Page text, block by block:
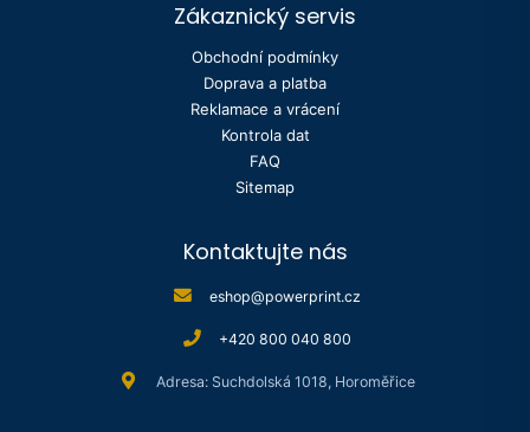
Zákaznický servis
Obchodní podmínky
Doprava a platba
Reklamace a vrácení
Kontrola dat
FAQ
Sitemap
Kontaktujte nás
eshop@powerprint.cz
+420 800 040 800
Adresa: Suchdolská 1018, Horoměřice